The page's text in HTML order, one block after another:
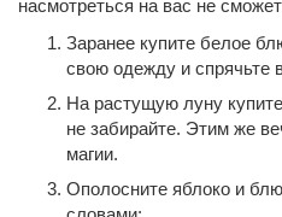
насмотреться на вас не
Заранее купите белое
свою одежду и спрячьте
На растущую луну
не забирайте. Этим же
магии.
Ополосните яблоко и